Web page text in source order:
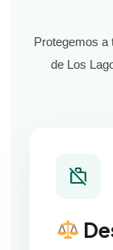
Protegemos a
de Los
work_off